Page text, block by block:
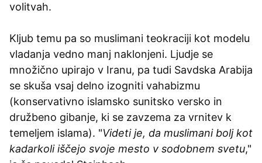
volitvah.
Kljub temu pa so muslimani teokraciji kot modelu
vladanja vedno manj naklonjeni. Ljudje se
množično upirajo v Iranu, pa tudi Savdska Arabija
se skuša vsaj delno izogniti vahabizmu
(konservativno islamsko sunitsko versko in
družbeno gibanje, ki se zavzema za vrnitev k
temeljem islama). "Videti je, da muslimani bolj kot
kadarkoli iščejo svoje mesto v sodobnem svetu,"